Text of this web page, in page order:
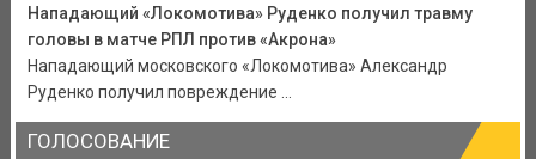
Нападающий «Локомотива» Руденко получил травму
головы в матче РПЛ против «Акрона»
Нападающий московского «Локомотива» Александр
Руденко получил повреждение ...
ГОЛОСОВАНИЕ